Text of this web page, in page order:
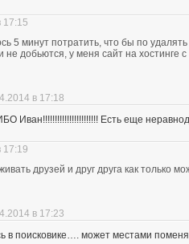
17:15
5 минут потратить, что бы по
не добьются, у меня сайт на хостинге
в 17:18
Есть еще
17:19
друзей и друг друга как только
в 17:23
в поисковике…. может местами